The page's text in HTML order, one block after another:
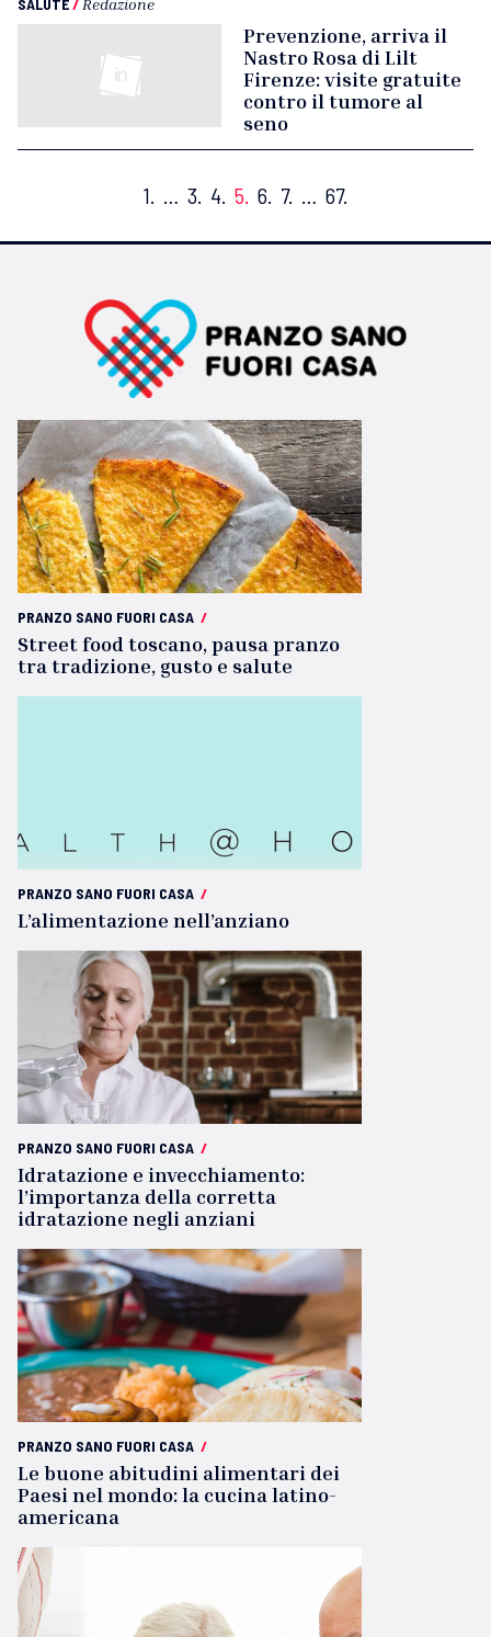
SALUTE/ Redazione
Prevenzione, arriva il
Nastro Rosa di Lilt
Firenze: visite gratuite
contro il tumore al
seno
1. … 3. 4. 5. 6. 7. … 67.
PRANZO SANO FUORI CASA /
Street food toscano, pausa pranzo
tra tradizione, gusto e salute
PRANZO SANO FUORI CASA /
L’alimentazione nell’anziano
PRANZO SANO FUORI CASA /
Idratazione e invecchiamento:
l’importanza della corretta
idratazione negli anziani
PRANZO SANO FUORI CASA /
Le buone abitudini alimentari dei
Paesi nel mondo: la cucina latino-
americana